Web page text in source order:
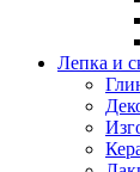
Лепка и